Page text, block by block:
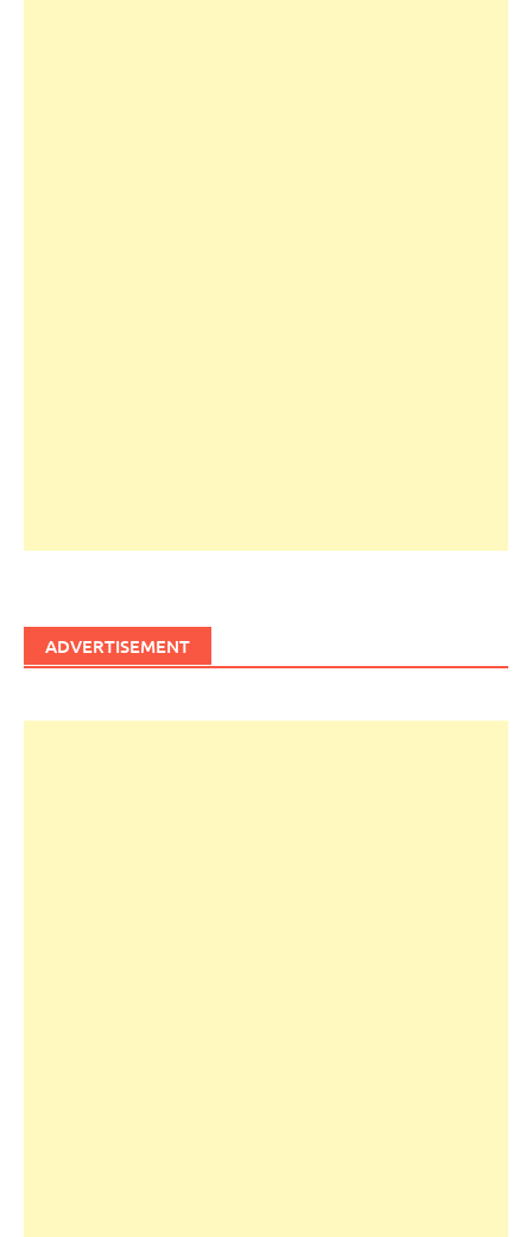
ADVERTISEMENT